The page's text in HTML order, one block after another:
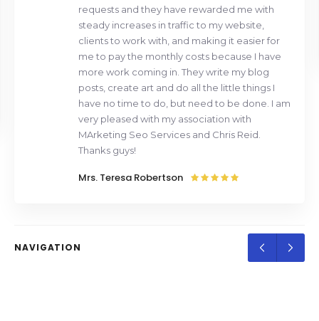
requests and they have rewarded me with
steady increases in traffic to my website,
clients to work with, and making it easier for
me to pay the monthly costs because I have
more work coming in. They write my blog
posts, create art and do all the little things I
have no time to do, but need to be done. I am
very pleased with my association with
MArketing Seo Services and Chris Reid.
Thanks guys!
Mrs. Teresa Robertson
NAVIGATION